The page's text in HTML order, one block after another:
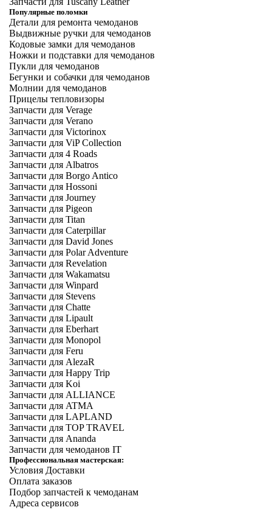
Популярные поломки
Детали для ремонта чемоданов
Выдвижные ручки для чемоданов
Кодовые замки для чемоданов
Ножки и подставки для чемоданов
Пукли для чемоданов
Бегунки и собачки для чемоданов
Молнии для чемоданов
Прицелы тепловизоры
Запчасти для Verage
Запчасти для Verano
Запчасти для Victorinox
Запчасти для ViP Collection
Запчасти для 4 Roads
Запчасти для Albatros
Запчасти для Borgo Antico
Запчасти для Hossoni
Запчасти для Journey
Запчасти для Pigeon
Запчасти для Titan
Запчасти для Caterpillar
Запчасти для David Jones
Запчасти для Polar Adventure
Запчасти для Revelation
Запчасти для Wakamatsu
Запчасти для Winpard
Запчасти для Stevens
Запчасти для Chatte
Запчасти для Lipault
Запчасти для Eberhart
Запчасти для Monopol
Запчасти для Feru
Запчасти для AlezaR
Запчасти для Happy Trip
Запчасти для Koi
Запчасти для ALLIANCE
Запчасти для ATMA
Запчасти для LAPLAND
Запчасти для TOP TRAVEL
Запчасти для Ananda
Запчасти для чемоданов IT
Профессиональная мастерская:
Условия Доставки
Оплата заказов
Подбор запчастей к чемоданам
Адреса сервисов